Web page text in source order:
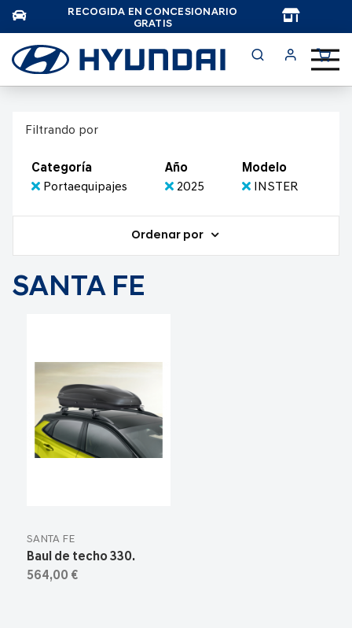
RECOGIDA EN CONCESIONARIO
GRATIS
Filtrando por
Categoría
Portaequipajes
Año
2025
Modelo
INSTER
Ordenar por
SANTA FE
SANTA FE
Baul de techo 330.
564,00 €